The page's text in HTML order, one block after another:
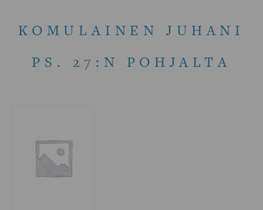
KOMULAINEN JUHANI
PS. 27:N POHJALTA